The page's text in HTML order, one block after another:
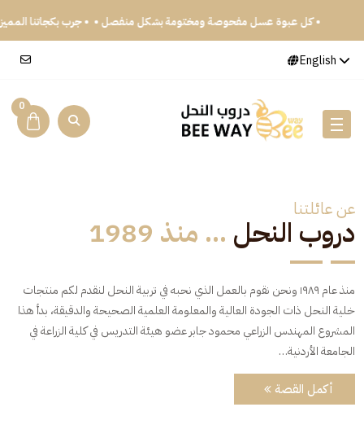
• كل عبوة عسل مفحوصة ومختومة بشكل منفصل • • جرب
English
0
عن عائلتنا
دروب النحل ... منذ 1989
منذ عام ١٩٨٩ ونحن نقوم بالعمل الذي نحبه في تربية النحل لنقدم لكم منتجات
خلية النحل ذات الجودة العالية والمعلومة العلمية الصحيحة والدقيقة، بدأ هذا
المشروع المهندس الزراعي محمود جابر عضو هيئة التدريس في كلية الزراعة في
الجامعة الأردنية…
أكمل القصة